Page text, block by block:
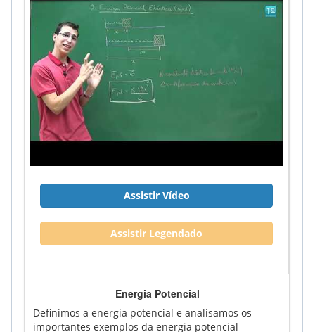
Assistir Vídeo
Assistir Legendado
Energia Potencial
Definimos a energia potencial e analisamos os
importantes exemplos da energia potencial